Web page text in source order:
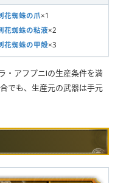
花蜘蛛の爪×1
花蜘蛛の粘液×2
花蜘蛛の甲殻×3
・アフプニⅠの生産条件を満
でも、生産元の武器は手元